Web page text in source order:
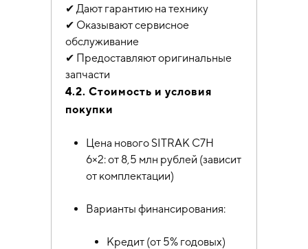
✔ Дают гарантию на технику
✔ Оказывают сервисное
обслуживание
✔ Предоставляют оригинальные
запчасти
4.2. Стоимость и условия
покупки
Цена нового SITRAK C7H
6×2: от 8,5 млн рублей (зависит
от комплектации)
Варианты финансирования:
Кредит (от 5% годовых)